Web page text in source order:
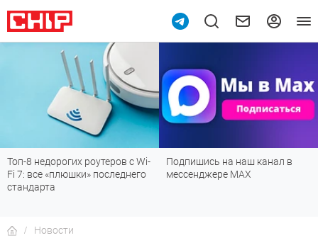
Топ-8 недорогих роутеров с Wi-
Fi 7: все «плюшки» последнего
стандарта
Подпишись на наш канал в
мессенджере МАХ
Новости